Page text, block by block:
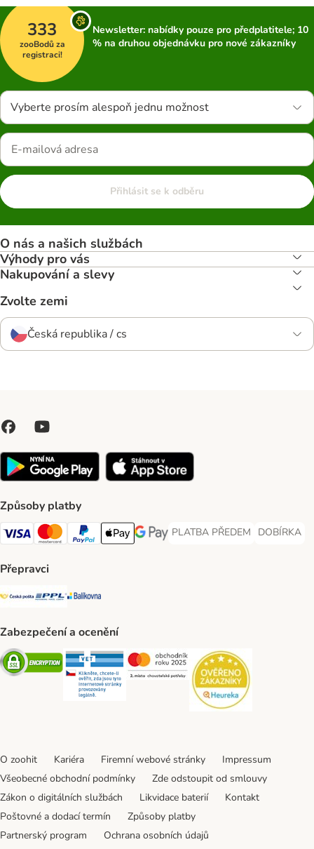
333
zooBodů za
registraci!
Newsletter: nabídky pouze pro předplatitele; 10
% na druhou objednávku pro nové zákazníky
Vyberte prosím alespoň jednu možnost
Přihlásit se k odběru
O nás a našich službách
Výhody pro vás
Nakupování a slevy
Zvolte zemi
Česká republika / cs
Způsoby platby
Visa Payment Method
Mastercard Payment Method
PayPal Payment Method
Apple pay Payment Method
GooglePay Payment Method
PLATBA PŘEDEM
PLATBA PŘEDEM Payment
DOBÍRKA
DOBÍRKA
Přepravci
Česká pošta Shipping Method
PPL Shipping Method
Balíkovna Shipping Method
Zabezpečení a ocenění
Security Security Security
O zoohit Kariéra Firemní webové stránky
Impressum
Všeobecné obchodní podmínky
Zde odstoupit od smlouvy
Zákon o digitálních službách
Likvidace baterií
Kontakt
Poštovné a dodací termín
Způsoby platby
Partnerský program
Ochrana osobních údajů